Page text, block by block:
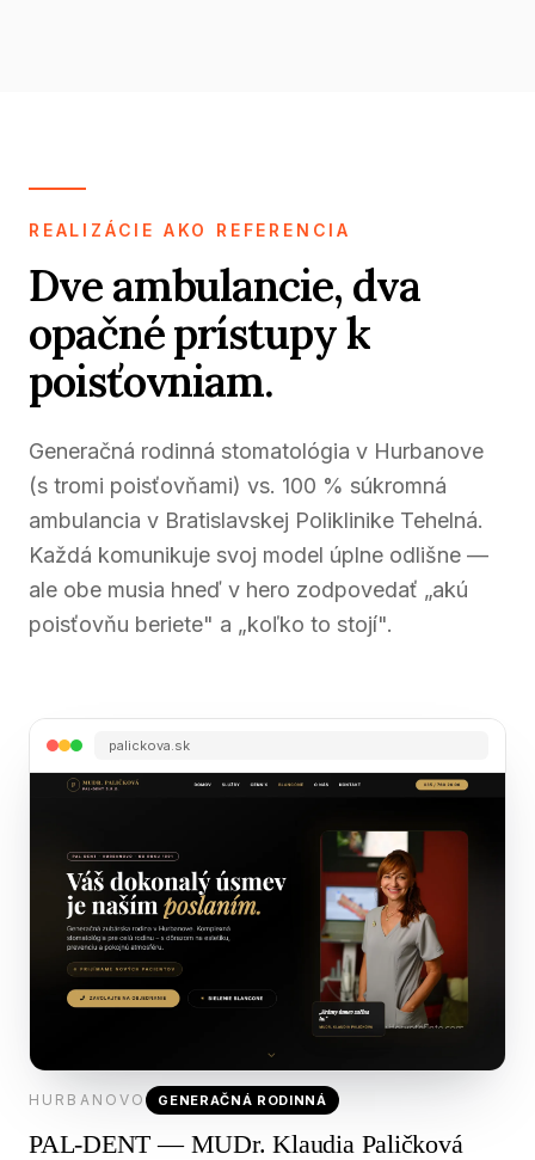
REALIZÁCIE AKO REFERENCIA
Dve ambulancie, dva
opačné prístupy k
poisťovniam.
Generačná rodinná stomatológia v Hurbanove
(s tromi poisťovňami) vs. 100 % súkromná
ambulancia v Bratislavskej Poliklinike Tehelná.
Každá komunikuje svoj model úplne odlišne —
ale obe musia hneď v hero zodpovedať „akú
poisťovňu beriete" a „koľko to stojí".
palickova.sk
HURBANOVO GENERAČNÁ RODINNÁ
PAL-DENT — MUDr. Klaudia Paličková